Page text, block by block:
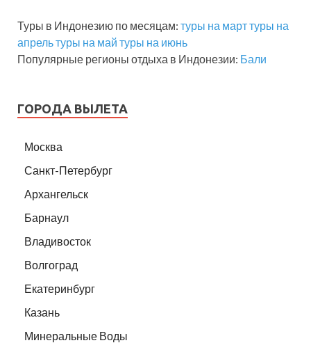
Туры в Индонезию по месяцам: туры на марттуры на
апрельтуры на май туры на июнь
Популярные регионы отдыха в Индонезии: Бали
ГОРОДА ВЫЛЕТА
Москва
Санкт-Петербург
Архангельск
Барнаул
Владивосток
Волгоград
Екатеринбург
Казань
Минеральные Воды